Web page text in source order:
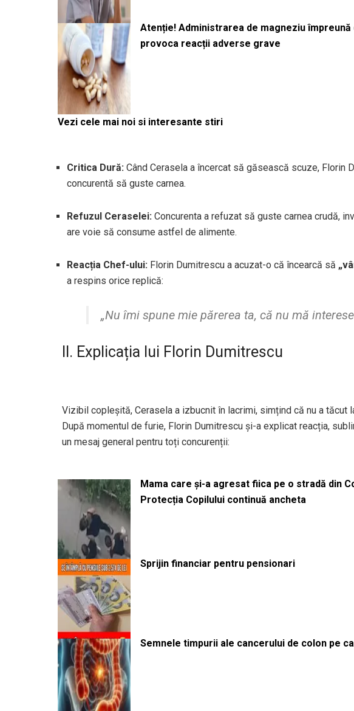
Atenție! Administrarea de magneziu
provoca reacții adverse grave
Vezi cele mai noi si interesante stiri
Critica Dură: Când Cerasela a încercat să găsească scuze, Florin
concurentă să guste carnea.
Refuzul Ceraselei: Concurenta a refuzat să guste carnea crudă,
are voie să consume astfel de alimente.
Reacția Chef-ului: Florin Dumitrescu a acuzat-o că încearcă să
a respins orice replică:
„Nu îmi spune mie părerea ta, că nu mă
II. Explicația lui Florin Dumitrescu
Vizibil copleșită, Cerasela a izbucnit în lacrimi, simțind că nu a tăcut
După momentul de furie, Florin Dumitrescu și-a explicat reacția,
un mesaj general pentru toți concurenții:
Mama care și-a agresat fiica pe o stradă din
Protecția Copilului continuă ancheta
Sprijin financiar pentru pensionari
Semnele timpurii ale cancerului de colon pe